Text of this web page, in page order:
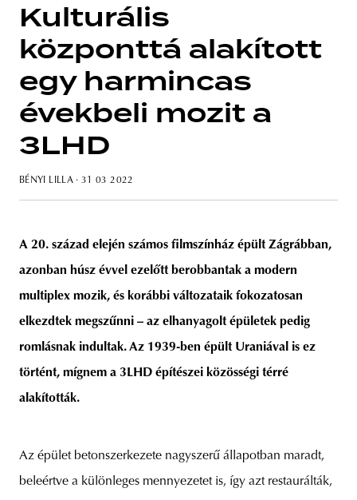
Kulturális
központtá alakított
egy harmincas
évekbeli mozit a
3LHD
BÉNYI LILLA· 31 03 2022
A 20. század elején számos filmszínház épült Zágrábban,
azonban húsz évvel ezelőtt berobbantak a modern
multiplex mozik, és korábbi változataik fokozatosan
elkezdtek megszűnni – az elhanyagolt épületek pedig
romlásnak indultak. Az 1939-ben épült Uraniával is ez
történt, mígnem a 3LHD építészei közösségi térré
alakították.
Az épület betonszerkezete nagyszerű állapotban maradt,
beleértve a különleges mennyezetet is, így azt restaurálták,